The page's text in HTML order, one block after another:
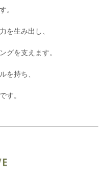
。
を生み出し、
グを支えます。
を持ち、
す。